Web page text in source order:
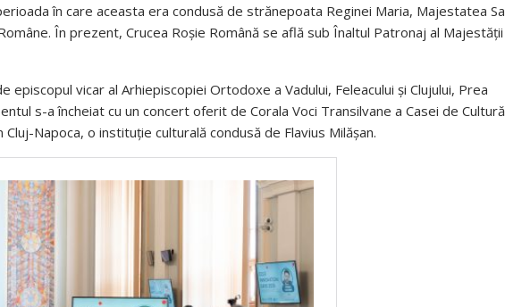
în care aceasta era condusă de strănepoata Reginei Maria, Majestatea Sa
În prezent, Crucea Roșie Română se află sub Înaltul Patronaj al Majestății
episcopul vicar al Arhiepiscopiei Ortodoxe a Vadului, Feleacului și Clujului, Prea
s-a încheiat cu un concert oferit de Corala Voci Transilvane a Casei de Cultură
Cluj-Napoca, o instituție culturală condusă de Flavius Milășan.